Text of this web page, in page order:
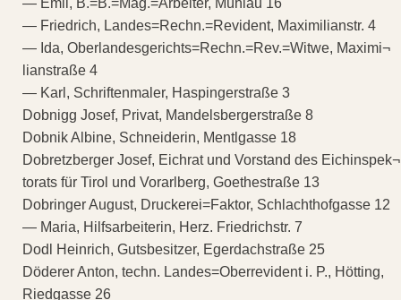
— Friedrich, Landes=Rechn.=Revident, Maximilianstr. 4
— Ida, Oberlandesgerichts=Rechn.=Rev.=Witwe, Maximi¬
lianstraße 4
— Karl, Schriftenmaler, Haspingerstraße 3
Dobnigg Josef, Privat, Mandelsbergerstraße 8
Dobnik Albine, Schneiderin, Mentlgasse 18
Dobretzberger Josef, Eichrat und Vorstand des Eichinspek¬
torats für Tirol und Vorarlberg, Goethestraße 13
Dobringer August, Druckerei=Faktor, Schlachthofgasse 12
— Maria, Hilfsarbeiterin, Herz. Friedrichstr. 7
Dodl Heinrich, Gutsbesitzer, Egerdachstraße 25
Döderer Anton, techn. Landes=Oberrevident i. P., Hötting,
Riedgasse 26